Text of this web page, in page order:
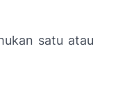
satu atau